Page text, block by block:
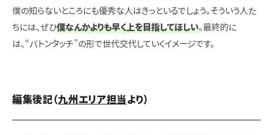
僕の知らないところにも優秀な人はきっといるでしょう。そういう人た
ちには、ぜひ僕なんかよりも早く上を目指してほしい。最終的に
は、“バトンタッチ”の形で世代交代していくイメージです。
編集後記（九州エリア担当より）